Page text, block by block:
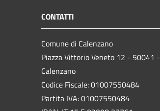
CONTATTI
Comune di Calenzano
Piazza Vittorio Veneto 12 - 50041 -
Calenzano
Codice Fiscale: 01007550484
Partita IVA: 01007550484